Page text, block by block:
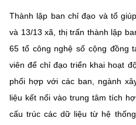
Thành lập ban chỉ đạo và tổ
và 13/13 xã, thị trấn thành lập
65 tổ công nghệ số cộng đồng
viên để chỉ đạo triển khai hoạt
phối hợp với các ban, ngành
liệu kết nối vào trung tâm tích
cấu trúc các dữ liệu từ hệ